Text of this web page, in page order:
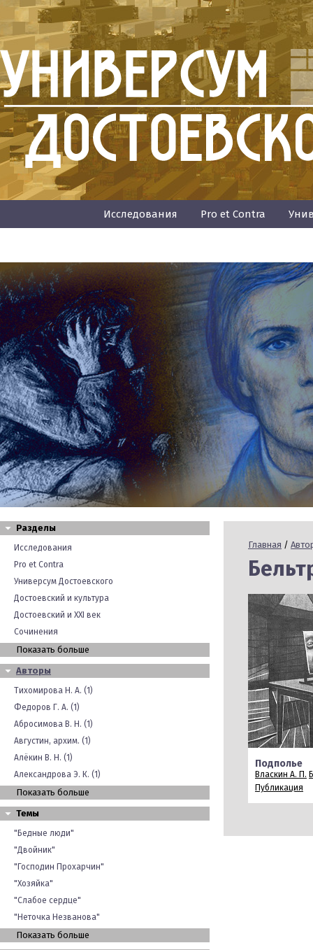
Исследования Pro et Contra
Разделы
Исследования
Pro et Contra
Универсум Достоевского
Достоевский и культура
Достоевский и XXI век
Сочинения
Показать больше
Авторы
Тихомирова Н. А. (1)
Федоров Г. А. (1)
Абросимова В. Н. (1)
Августин, архим. (1)
Алёкин В. Н. (1)
Александрова Э. К. (1)
Показать больше
Темы
"Бедные люди"
"Двойник"
"Господин Прохарчин"
"Хозяйка"
"Слабое сердце"
"Неточка Незванова"
Показать больше
Главная /
Подполье
Власкин А. П.
Публикация